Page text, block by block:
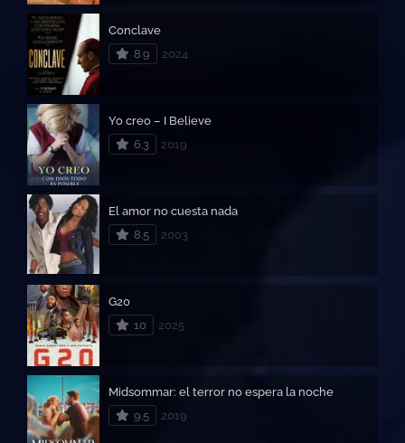
Conclave
8.9
2024
Yo creo – I Believe
6.3
2019
El amor no cuesta nada
8.5
2003
G20
10
2025
Midsommar: el terror no espera la noche
9.5
2019